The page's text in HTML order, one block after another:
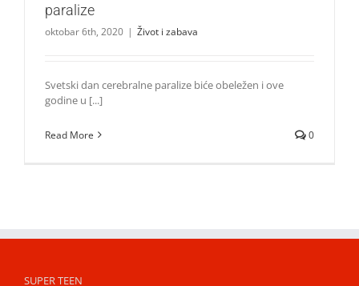
paralize
oktobar 6th, 2020 | Život i zabava
Svetski dan cerebralne paralize biće obeležen i ove
godine u [...]
Read More 0
SUPER TEEN